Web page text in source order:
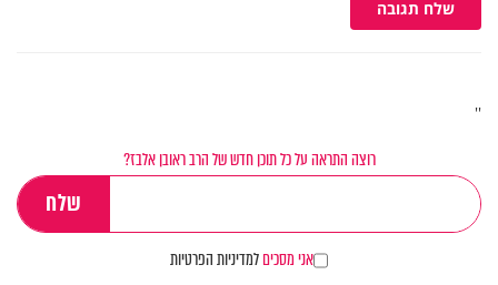
שלח תגובה
''
רוצה התראה על כל תוכן חדש של הרב ראובן אלבז?
אני מסכיםלמדיניות הפרטיות